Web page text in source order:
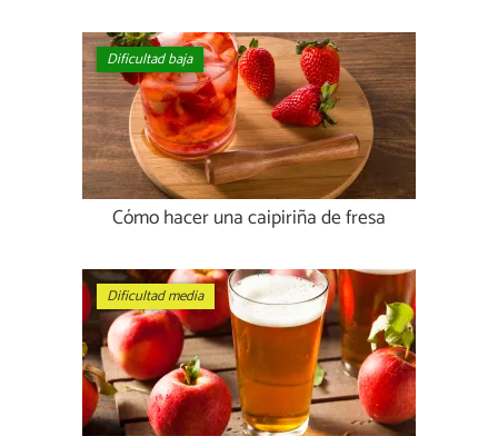
Dificultad baja
Cómo hacer una caipiriña de fresa
Dificultad media